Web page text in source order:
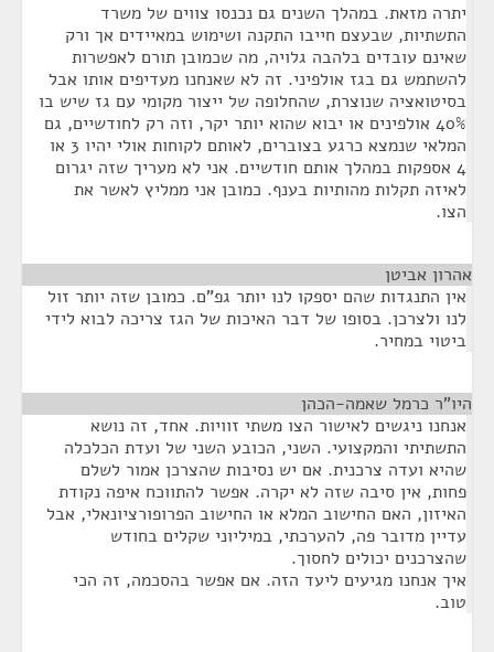
יתרה מזאת. במהלך השנים גם נכנסו צווים של משרד
התשתיות, שבעצם חייבו התקנה ושימוש במאיידים אך ורק
שאינם עובדים בלהבה גלויה, מה שכמובן תורם לאפשרות
להשתמש גם בגז אולפיני. זה לא שאנחנו מעדיפים אותו אבל
בסיטואציה שנוצרת, שהחלופה של ייצור מקומי עם גז שיש בו
40% אולפינים או יבוא שהוא יותר יקר, וזה רק לחודשיים, גם
המלאי שנמצא כרגע בצוברים, לאותם לקוחות אולי יהיו 3 או
4 אספקות במהלך אותם חודשיים. אני לא מעריך שזה יגרום
לאיזה תקלות מהותיות בענף. כמובן אני ממליץ לאשר את
הצו.
אהרון אביטן
אין התנגדות שהם יספקו לנו יותר גפ"ם. כמובן שזה יותר זול
לנו ולצרכן. בסופו של דבר האיכות של הגז צריכה לבוא לידי
ביטוי במחיר.
היו"ר כרמל שאמה-הכהן
אנחנו ניגשים לאישור הצו משתי זוויות. אחד, זה נושא
התשתיתי והמקצועי. השני, הכובע השני של ועדת הכלכלה
שהיא ועדה צרכנית. אם יש נסיבות שהצרכן אמור לשלם
פחות, אין סיבה שזה לא יקרה. אפשר להתווכח איפה נקודת
האיזון, האם החישוב המלא או החישוב הפרופורציונאלי, אבל
עדיין מדובר פה, להערכתי, במיליוני שקלים בחודש
שהצרכנים יכולים לחסוך.
איך אנחנו מגיעים ליעד הזה. אם אפשר בהסכמה, זה הכי
טוב.